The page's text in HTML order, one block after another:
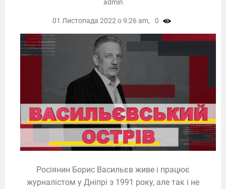
Росіянин Борис Васильєв живе і працює
журналістом у Дніпрі з 1991 року, але так і не
admin
01 Листопада 2022 о 9:26 am, 0